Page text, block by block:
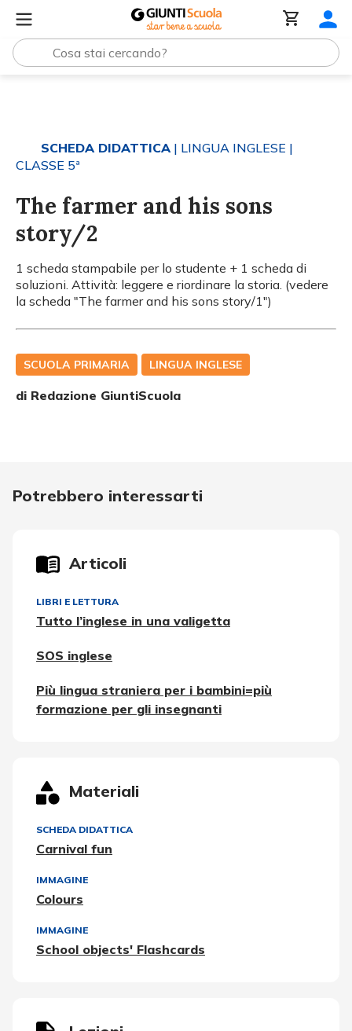
SCHEDA DIDATTICA| LINGUA INGLESE |
CLASSE 5ª
The farmer and his sons
story/2
1 scheda stampabile per lo studente + 1 scheda di
soluzioni. Attività: leggere e riordinare la storia. (vedere
la scheda "The farmer and his sons story/1")
SCUOLA PRIMARIA LINGUA INGLESE
di Redazione GiuntiScuola
Potrebbero interessarti
Articoli
LIBRI E LETTURA
Tutto l’inglese in una valigetta
SOS inglese
Più lingua straniera per i bambini=più
formazione per gli insegnanti
Materiali
SCHEDA DIDATTICA
Carnival fun
IMMAGINE
Colours
IMMAGINE
School objects' Flashcards